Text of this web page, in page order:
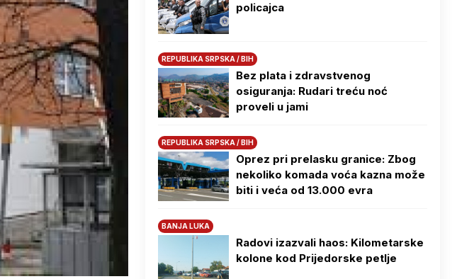
policajca
REPUBLIKA SRPSKA / BIH
Bez plata i zdravstvenog
osiguranja: Rudari treću noć
proveli u jami
REPUBLIKA SRPSKA / BIH
Oprez pri prelasku granice: Zbog
nekoliko komada voća kazna može
biti i veća od 13.000 evra
BANJA LUKA
Radovi izazvali haos: Kilometarske
kolone kod Prijedorske petlje